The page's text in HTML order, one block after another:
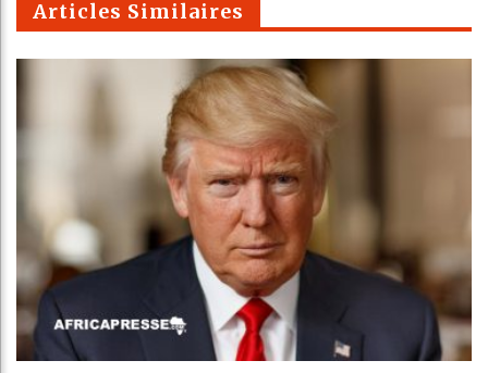
Articles Similaires